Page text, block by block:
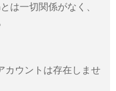
は一切関係がなく、
カウントは存在しませ